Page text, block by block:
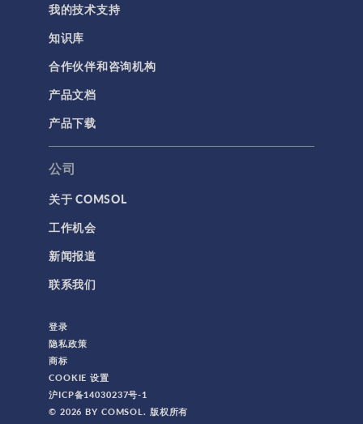
我的技术支持
知识库
合作伙伴和咨询机构
产品文档
产品下载
公司
关于 COMSOL
工作机会
新闻报道
联系我们
登录
隐私政策
商标
COOKIE 设置
沪ICP备14030237号-1
© 2026 BY COMSOL. 版权所有